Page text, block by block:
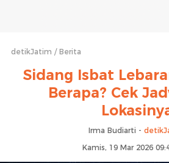
detikJatim Berita
Sidang Isbat
Berapa? Cek
Irma Budiarti -
Kamis, 19 Mar 2026